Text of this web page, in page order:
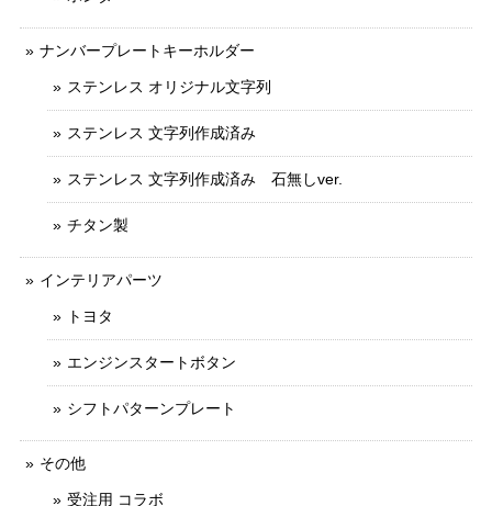
ナンバープレートキーホルダー
ステンレス オリジナル文字列
ステンレス 文字列作成済み
ステンレス 文字列作成済み 石無しver.
チタン製
インテリアパーツ
トヨタ
エンジンスタートボタン
シフトパターンプレート
その他
受注用 コラボ